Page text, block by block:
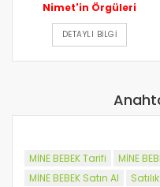
Nimet'in Örgüleri
DETAYLI BILGI
MİNE BEBEK Tarifi MİNE
MİNE BEBEK Satın Al